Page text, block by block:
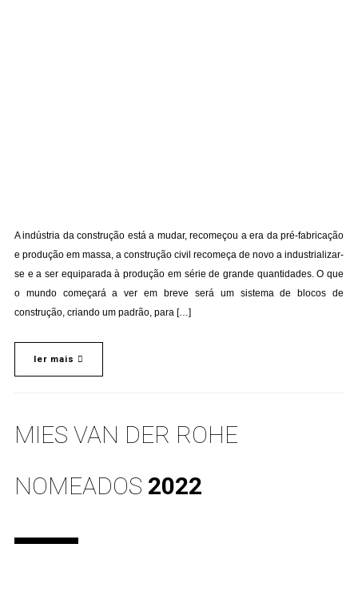
A indústria da construção está a mudar, recomeçou a era da pré-fabricação
e produção em massa, a construção civil recomeça de novo a industrializar-
se e a ser equiparada à produção em série de grande quantidades. O que
o mundo começará a ver em breve será um sistema de blocos de
construção, criando um padrão, para […]
ler mais
MIES VAN DER ROHE
NOMEADOS 2022